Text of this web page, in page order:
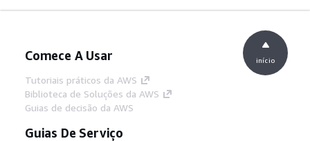
Comece A Usar
Tutoriais práticos da AWS
Biblioteca de Soluções da AWS
Guias de decisão da AWS
Guias De Serviço
início